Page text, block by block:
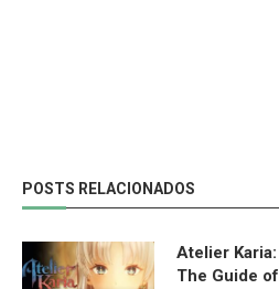
POSTS RELACIONADOS
Atelier
The Guide